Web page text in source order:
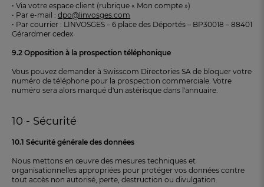
• Via votre espace client (rubrique « Mon compte »)
• Par e-mail : dpo@linvosges.com
• Par courrier : LINVOSGES – 6 place des Déportés – BP30018 – 88401
Gérardmer cedex
9.2 Opposition à la prospection téléphonique
Vous pouvez demander à Swisscom Directories SA de bloquer votre
numéro de téléphone pour la prospection commerciale. Votre
numéro sera alors marqué d'un astérisque dans l'annuaire.
10 - Sécurité
10.1 Sécurité générale des données
Nous mettons en œuvre des mesures techniques et
organisationnelles appropriées pour protéger vos données contre
tout accès non autorisé, perte, destruction ou divulgation.